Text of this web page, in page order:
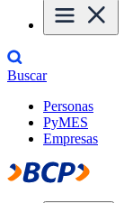
Buscar
Personas
PyMES
Empresas